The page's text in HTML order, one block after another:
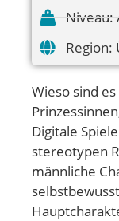
Niveau:
Region:
Wieso sind
Digitale
stereotypen
männliche